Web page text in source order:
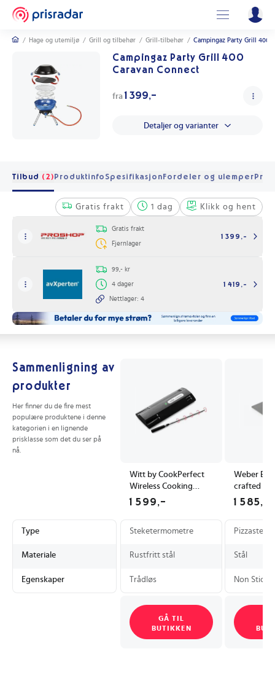
/ Hage og utemiljø / Grill og tilbehør / Grill-tilbehør / Campingaz Party Grill 400
Campingaz Party Grill 400
Caravan Connect
fra 1 399,-
Detaljer og varianter
Tilbud (2)Produktinfo SpesifikasjonFordeler og ulemperPris
Gratis frakt 1 dag Klikk og hent
Gratis frakt
Fjernlager
1 399,-
99,- kr
4 dager
Nettlager: 4
1 419,-
Sammenligning av
produkter
Her finner du de fire mest
populære produktene i denne
kategorien i en lignende
prisklasse som det du ser på
nå.
Witt by CookPerfect
Wireless Cooking
Thermometer
1 599,-
Weber
crafted
1 585,-
Type Steketermometre
Materiale Rustfritt stål Stål
Egenskaper Trådløs Non Stick-
GÅ TIL
BUTIKKEN